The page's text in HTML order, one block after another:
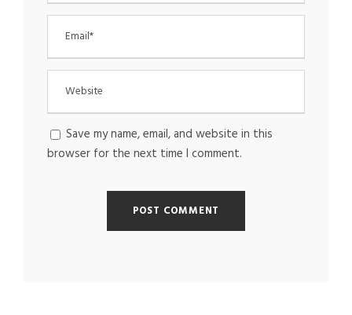
Save my name, email, and website in this
browser for the next time I comment.